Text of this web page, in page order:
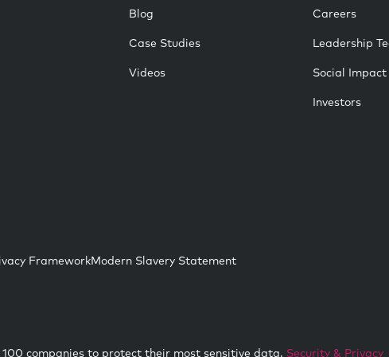
Blog
Case Studies
Videos
Careers
Leadership
Social Impact
Investors
FrameworkModern Slavery Statement
100 companies to protect their most sensitive data. Security & Privacy